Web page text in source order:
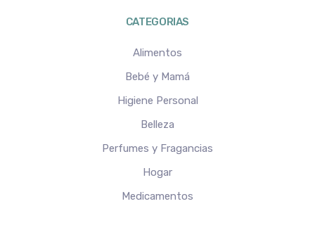
CATEGORIAS
Alimentos
Bebé y Mamá
Higiene Personal
Belleza
Perfumes y Fragancias
Hogar
Medicamentos